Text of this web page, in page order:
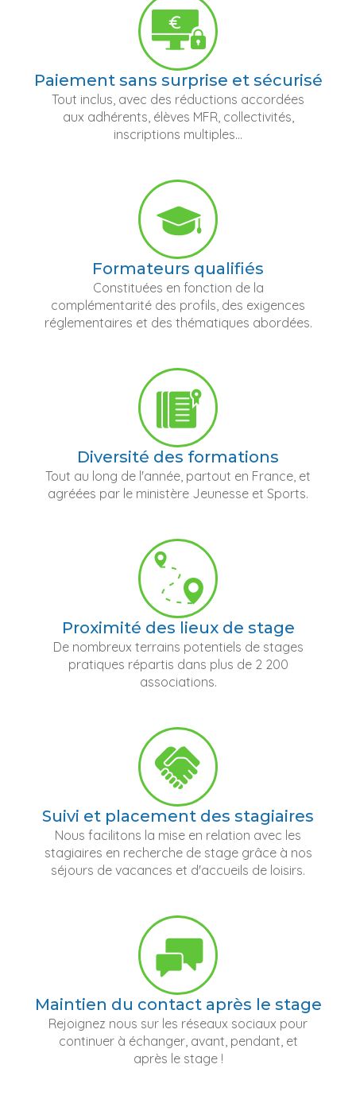
Paiement sans surprise et sécurisé
Tout inclus, avec des réductions accordées
aux adhérents, élèves MFR, collectivités,
inscriptions multiples...
Formateurs qualifiés
Constituées en fonction de la
complémentarité des profils, des exigences
réglementaires et des thématiques abordées.
Diversité des formations
Tout au long de l'année, partout en France, et
agréées par le ministère Jeunesse et Sports.
Proximité des lieux de stage
De nombreux terrains potentiels de stages
pratiques répartis dans plus de 2 200
associations.
Suivi et placement des stagiaires
Nous facilitons la mise en relation avec les
stagiaires en recherche de stage grâce à nos
séjours de vacances et d'accueils de loisirs.
Maintien du contact après le stage
Rejoignez nous sur les réseaux sociaux pour
continuer à échanger, avant, pendant, et
après le stage !